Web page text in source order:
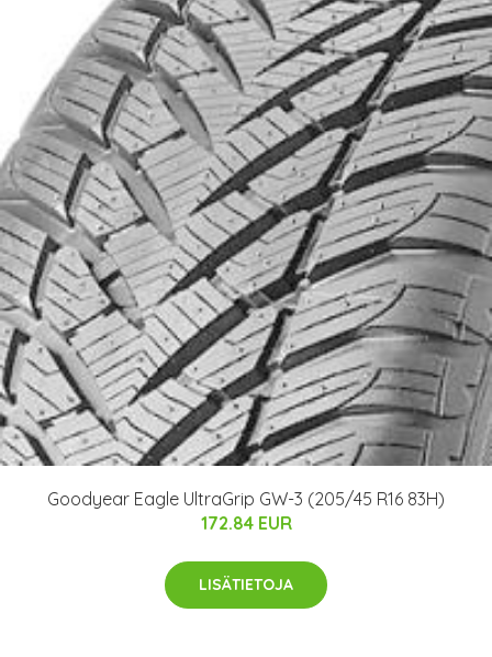
Goodyear Eagle UltraGrip GW-3 (205/45 R16 83H)
172.84 EUR
LISÄTIETOJA